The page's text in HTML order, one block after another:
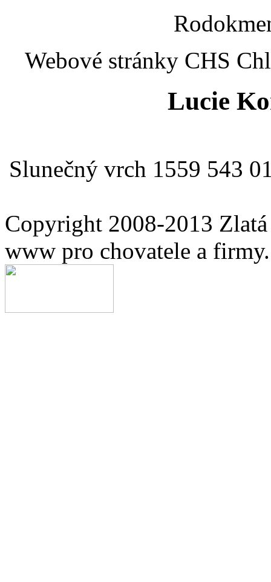
Webové stránky CHS
Lucie
Slunečný vrch 1559 543
Copyright 2008-2013
www pro chovatele a firmy.